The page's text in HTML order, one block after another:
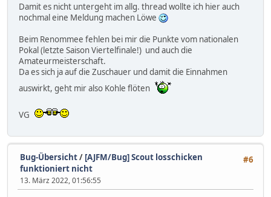
Damit es nicht untergeht im allg. thread wollte ich hier auch
nochmal eine Meldung machen Löwe
Beim Renommee fehlen bei mir die Punkte vom nationalen
Pokal (letzte Saison Viertelfinale!) und auch die
Amateurmeisterschaft.
Da es sich ja auf die Zuschauer und damit die Einnahmen
auswirkt, geht mir also Kohle flöten
VG
#6
Bug-Übersicht/ [AJFM/Bug] Scout losschicken
funktioniert nicht
13. März 2022, 01:56:55